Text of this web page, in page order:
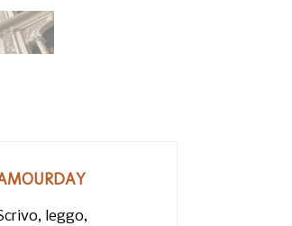
leggo,